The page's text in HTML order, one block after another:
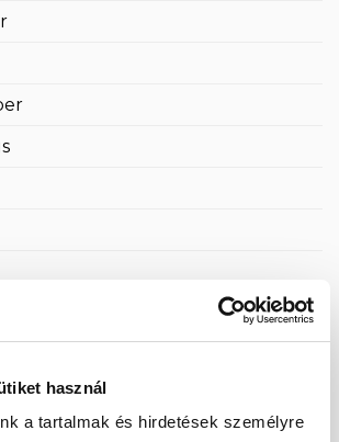
használ
a tartalmak és hirdetések személyre